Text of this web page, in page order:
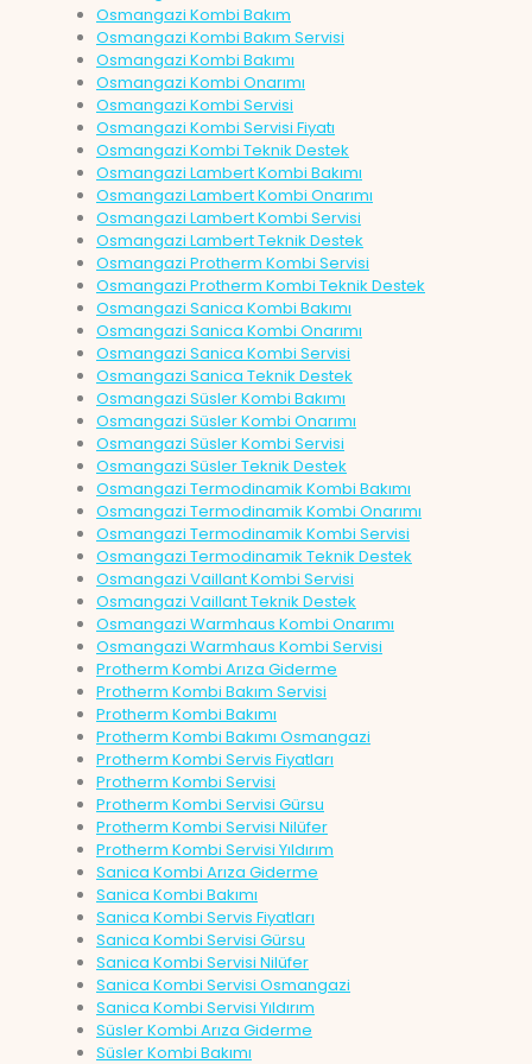
Osmangazi Kombi Bakım
Osmangazi Kombi Bakım Servisi
Osmangazi Kombi Bakımı
Osmangazi Kombi Onarımı
Osmangazi Kombi Servisi
Osmangazi Kombi Servisi Fiyatı
Osmangazi Kombi Teknik Destek
Osmangazi Lambert Kombi Bakımı
Osmangazi Lambert Kombi Onarımı
Osmangazi Lambert Kombi Servisi
Osmangazi Lambert Teknik Destek
Osmangazi Protherm Kombi Servisi
Osmangazi Protherm Kombi Teknik Destek
Osmangazi Sanica Kombi Bakımı
Osmangazi Sanica Kombi Onarımı
Osmangazi Sanica Kombi Servisi
Osmangazi Sanica Teknik Destek
Osmangazi Süsler Kombi Bakımı
Osmangazi Süsler Kombi Onarımı
Osmangazi Süsler Kombi Servisi
Osmangazi Süsler Teknik Destek
Osmangazi Termodinamik Kombi Bakımı
Osmangazi Termodinamik Kombi Onarımı
Osmangazi Termodinamik Kombi Servisi
Osmangazi Termodinamik Teknik Destek
Osmangazi Vaillant Kombi Servisi
Osmangazi Vaillant Teknik Destek
Osmangazi Warmhaus Kombi Onarımı
Osmangazi Warmhaus Kombi Servisi
Protherm Kombi Arıza Giderme
Protherm Kombi Bakım Servisi
Protherm Kombi Bakımı
Protherm Kombi Bakımı Osmangazi
Protherm Kombi Servis Fiyatları
Protherm Kombi Servisi
Protherm Kombi Servisi Gürsu
Protherm Kombi Servisi Nilüfer
Protherm Kombi Servisi Yıldırım
Sanica Kombi Arıza Giderme
Sanica Kombi Bakımı
Sanica Kombi Servis Fiyatları
Sanica Kombi Servisi Gürsu
Sanica Kombi Servisi Nilüfer
Sanica Kombi Servisi Osmangazi
Sanica Kombi Servisi Yıldırım
Süsler Kombi Arıza Giderme
Süsler Kombi Bakımı